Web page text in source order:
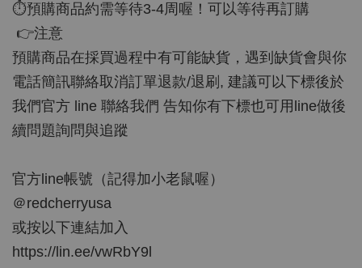
⏱預購商品約需等待3-4周喔！可以等待再訂購
👉注意
預購商品在採買過程中有可能缺貨，遇到缺貨會與你
電話簡訊聯絡取消訂單退款/退刷, 建議可以下標後於
我們官方 line 聯絡我們 告知你有下標也可用line做後
續問題詢問與追蹤
官方line帳號（記得加小老鼠喔）
＠redcherryusa
或按以下連結加入
https://lin.ee/vwRbY9l